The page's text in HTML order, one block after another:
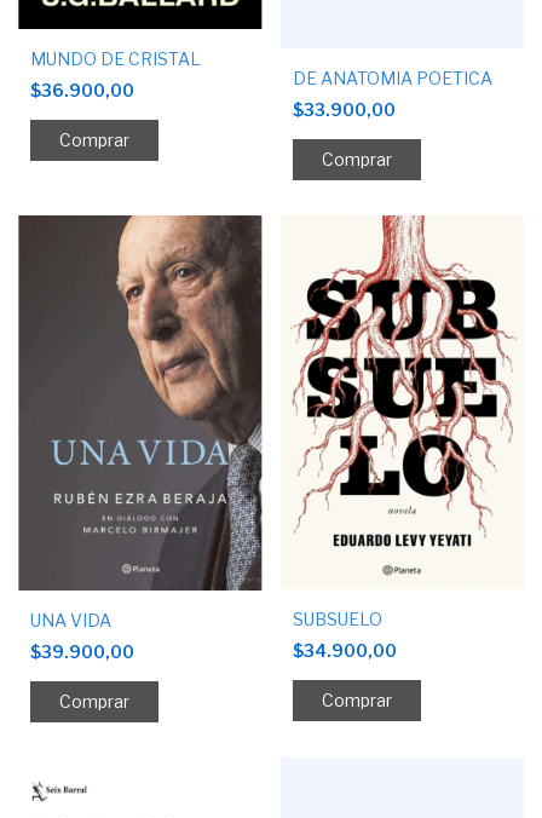
MUNDO DE CRISTAL
$36.900,00
DE ANATOMIA POETICA
$33.900,00
UNA VIDA
$39.900,00
SUBSUELO
$34.900,00